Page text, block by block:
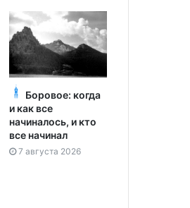
Боровое: когда
и как все
начиналось, и кто
все начинал
7 августа 2026